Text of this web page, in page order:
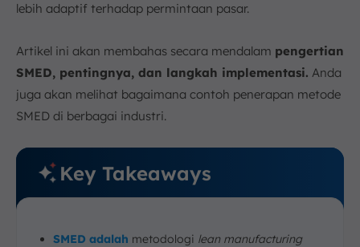
lebih adaptif terhadap permintaan pasar.
Artikel ini akan membahas secara mendalam pengertian
SMED, pentingnya, dan langkah implementasi. Anda
juga akan melihat bagaimana contoh penerapan metode
SMED di berbagai industri.
Key Takeaways
SMED adalah metodologi lean manufacturing